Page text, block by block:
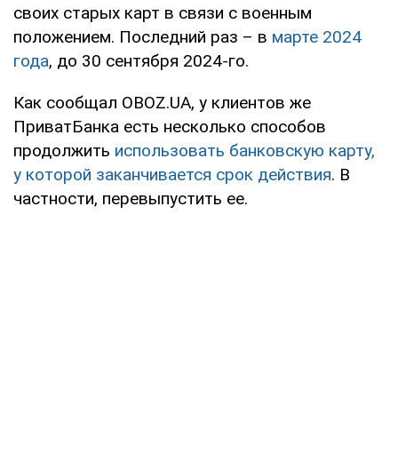
своих старых карт в связи с военным
положением. Последний раз – в марте 2024
года, до 30 сентября 2024-го.
Как сообщал OBOZ.UA, у клиентов же
ПриватБанка есть несколько способов
продолжить использовать банковскую карту,
у которой заканчивается срок действия. В
частности, перевыпустить ее.